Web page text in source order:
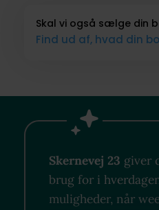
Skal vi også sælge din
Find ud af, hvad din
Skernevej 23 giver
brug for i
muligheder, når